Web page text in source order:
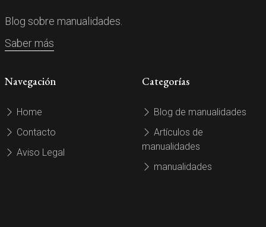
Blog sobre manualidades.
Saber más
Navegación
Home
Contacto
Aviso Legal
Categorías
Blog de manualidades
Artículos de
manualidades
manualidades